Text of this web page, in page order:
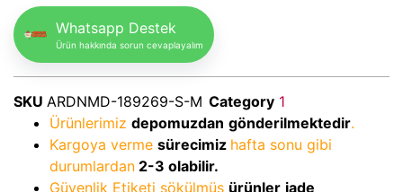
Whatsapp Destek
Ürün hakkında sorun cevaplayalım
SKU ARDNMD-189269-S-M Category 1
Ürünlerimiz depomuzdan gönderilmektedir.
Kargoya verme sürecimiz hafta sonu gibi
durumlardan 2-3 olabilir.
Güvenlik Etiketi sökülmüş ürünler iade